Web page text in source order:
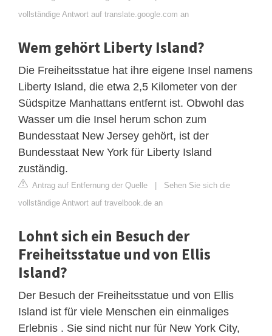
vollständige Antwort auf translate.google.com an
Wem gehört Liberty Island?
Die Freiheitsstatue hat ihre eigene Insel namens
Liberty Island, die etwa 2,5 Kilometer von der
Südspitze Manhattans entfernt ist. Obwohl das
Wasser um die Insel herum schon zum
Bundesstaat New Jersey gehört, ist der
Bundesstaat New York für Liberty Island
zuständig.
Antrag auf Entfernung der Quelle | Sehen Sie sich die
vollständige Antwort auf travelbook.de an
Lohnt sich ein Besuch der
Freiheitsstatue und von Ellis
Island?
Der Besuch der Freiheitsstatue und von Ellis
Island ist für viele Menschen ein einmaliges
Erlebnis . Sie sind nicht nur für New York City,